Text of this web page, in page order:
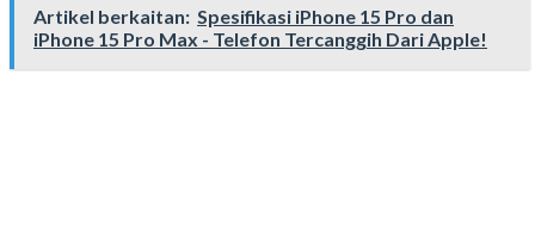
Artikel berkaitan: Spesifikasi iPhone 15 Pro dan
iPhone 15 Pro Max - Telefon Tercanggih Dari Apple!